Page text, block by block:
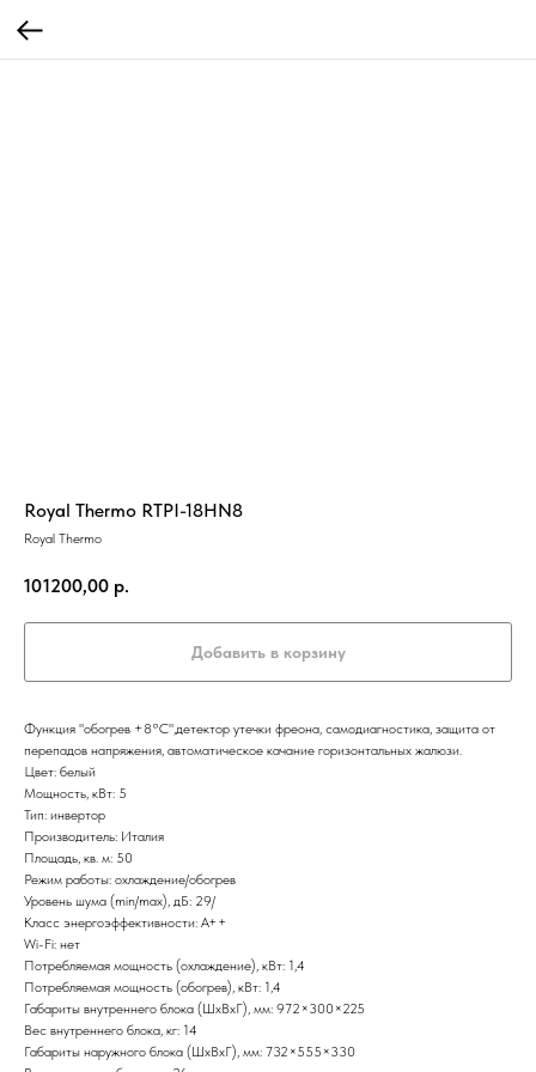
Royal Thermo RTPI-18HN8
Royal Thermo
101200,00 р.
Добавить в корзину
Функция "обогрев +8°C",детектор утечки фреона, самодиагностика, защита от
перепадов напряжения, автоматическое качание горизонтальных жалюзи.
Цвет: белый
Мощность, кВт: 5
Тип: инвертор
Производитель: Италия
Площадь, кв. м: 50
Режим работы: охлаждение/обогрев
Уровень шума (min/max), дБ: 29/
Класс энергоэффективности: А++
Wi-Fi: нет
Потребляемая мощность (охлаждение), кВт: 1,4
Потребляемая мощность (обогрев), кВт: 1,4
Габариты внутреннего блока (ШxВxГ), мм: 972×300×225
Вес внутреннего блока, кг: 14
Габариты наружного блока (ШxВxГ), мм: 732×555×330